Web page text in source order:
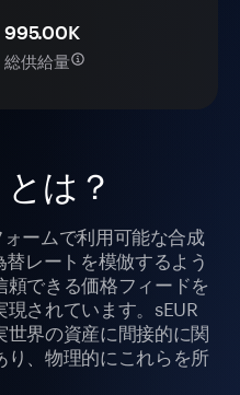
は？
ームで利用可能な合成
レートを模倣するよう
できる価格フィードを
されています。sEUR
界の資産に間接的に関
、物理的にこれらを所
995.00K
総供給量